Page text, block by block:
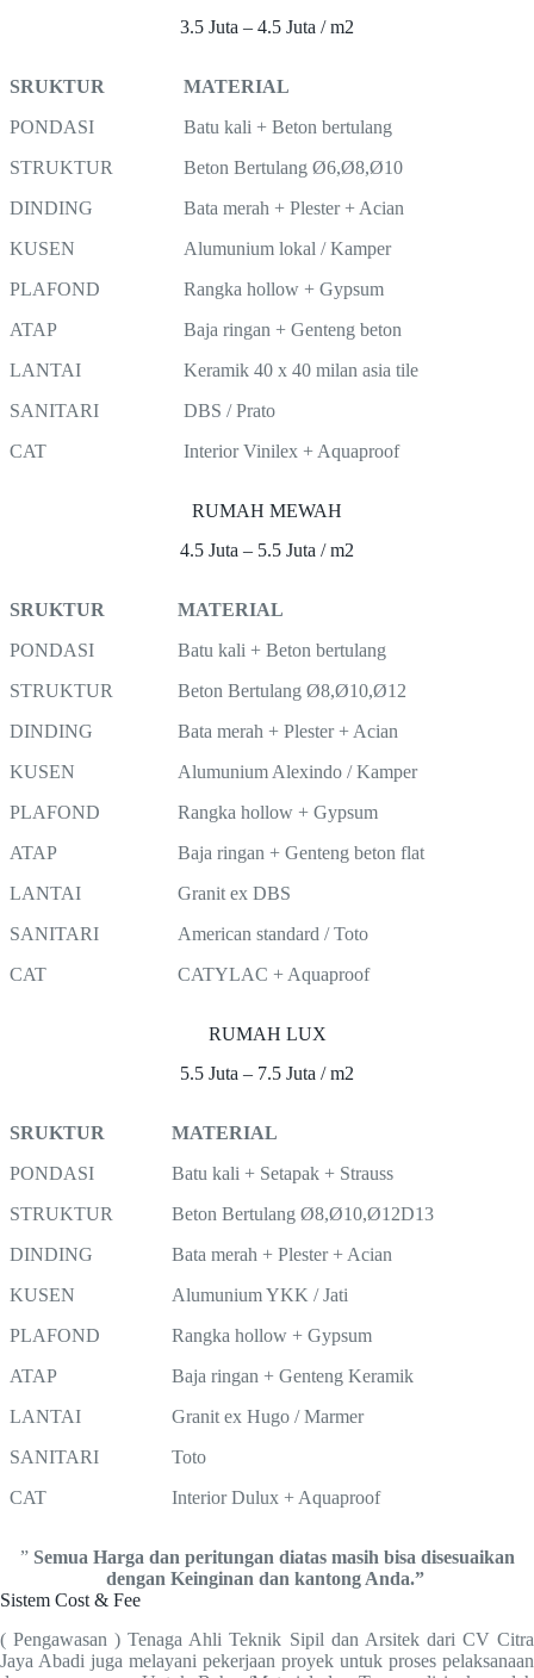
3.5 Juta – 4.5 Juta / m2
SRUKTUR
MATERIAL
PONDASI
Batu kali + Beton bertulang
STRUKTUR
Beton Bertulang Ø6,Ø8,Ø10
DINDING
Bata merah + Plester + Acian
KUSEN
Alumunium lokal / Kamper
PLAFOND
Rangka hollow + Gypsum
ATAP
Baja ringan + Genteng beton
LANTAI
Keramik 40 x 40 milan asia tile
SANITARI
DBS / Prato
CAT
Interior Vinilex + Aquaproof
RUMAH MEWAH
4.5 Juta – 5.5 Juta / m2
SRUKTUR
MATERIAL
PONDASI
Batu kali + Beton bertulang
STRUKTUR
Beton Bertulang Ø8,Ø10,Ø12
DINDING
Bata merah + Plester + Acian
KUSEN
Alumunium Alexindo / Kamper
PLAFOND
Rangka hollow + Gypsum
ATAP
Baja ringan + Genteng beton flat
LANTAI
Granit ex DBS
SANITARI
American standard / Toto
CAT
CATYLAC + Aquaproof
RUMAH LUX
5.5 Juta – 7.5 Juta / m2
SRUKTUR
MATERIAL
PONDASI
Batu kali + Setapak + Strauss
STRUKTUR
Beton Bertulang Ø8,Ø10,Ø12D13
DINDING
Bata merah + Plester + Acian
KUSEN
Alumunium YKK / Jati
PLAFOND
Rangka hollow + Gypsum
ATAP
Baja ringan + Genteng Keramik
LANTAI
Granit ex Hugo / Marmer
SANITARI
Toto
CAT
Interior Dulux + Aquaproof
” Semua Harga dan peritungan diatas masih bisa disesuaikan
dengan Keinginan dan kantong Anda.”
Sistem Cost & Fee
( Pengawasan ) Tenaga Ahli Teknik Sipil dan Arsitek dari CV Citra
Jaya Abadi juga melayani pekerjaan proyek untuk proses pelaksanaan